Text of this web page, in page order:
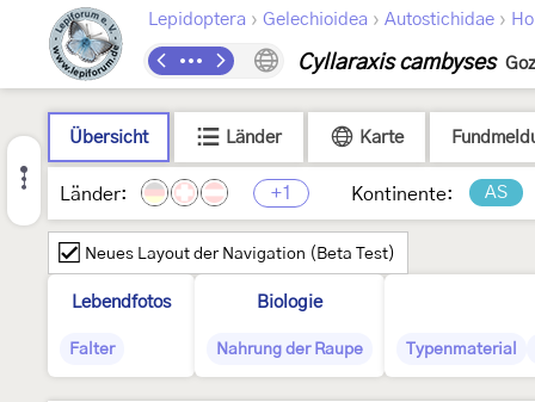
Lepidoptera › Gelechioidea › Autostichidae ›
Cyllaraxis cambyses
Übersicht Länder Karte
Länder: +1 Kontinente: AS
Neues Layout der Navigation (Beta Test)
Lebendfotos
Falter
Biologie
Nahrung der Raupe Typenmaterial